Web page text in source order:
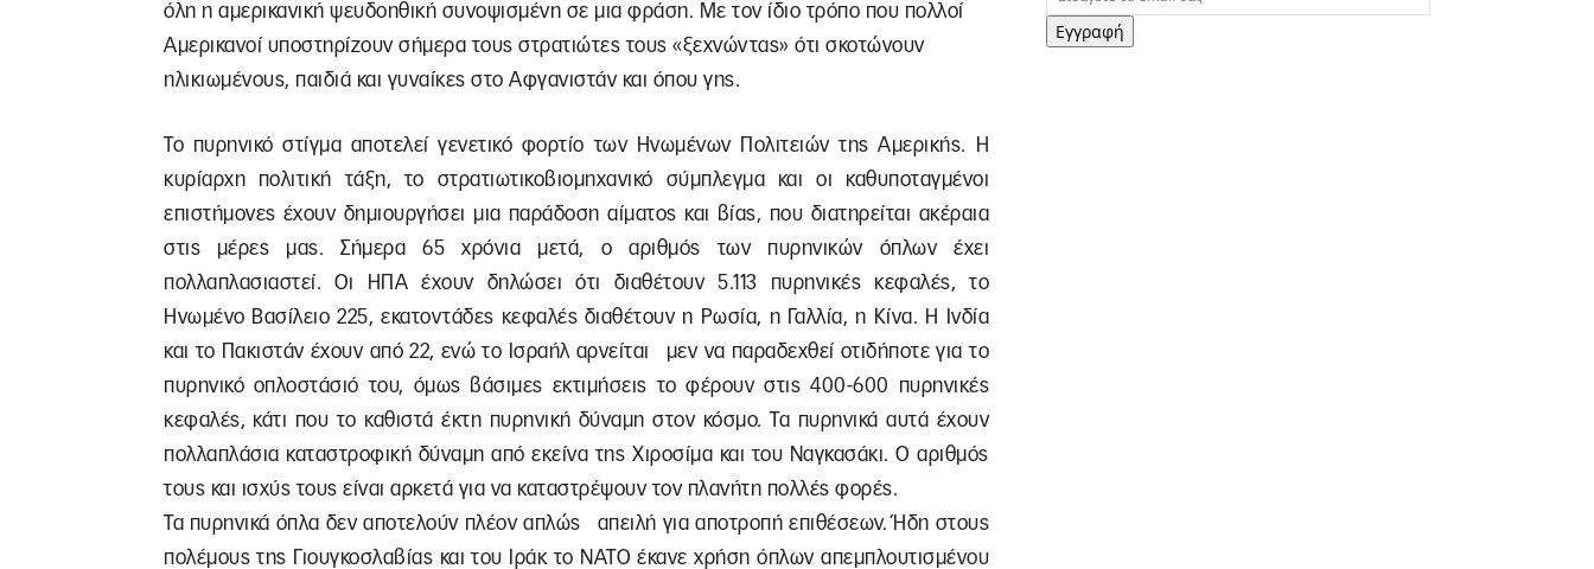
όλη η αμερικανική ψευδοηθική συνοψισμένη σε μια φράση. Με τον ίδιο τρόπο που πολλοί
Αμερικανοί υποστηρίζουν σήμερα τους στρατιώτες τους «ξεχνώντας» ότι σκοτώνουν
ηλικιωμένους, παιδιά και γυναίκες στο Αφγανιστάν και όπου γης.
Το πυρηνικό στίγμα αποτελεί γενετικό φορτίο των Ηνωμένων Πολιτειών της Αμερικής. Η
κυρίαρχη πολιτική τάξη, το στρατιωτικοβιομηχανικό σύμπλεγμα και οι καθυποταγμένοι
επιστήμονες έχουν δημιουργήσει μια παράδοση αίματος και βίας, που διατηρείται ακέραια
στις μέρες μας. Σήμερα 65 χρόνια μετά, ο αριθμός των πυρηνικών όπλων έχει
πολλαπλασιαστεί. Οι ΗΠΑ έχουν δηλώσει ότι διαθέτουν 5.113 πυρηνικές κεφαλές, το
Ηνωμένο Βασίλειο 225, εκατοντάδες κεφαλές διαθέτουν η Ρωσία, η Γαλλία, η Κίνα. Η Ινδία
και το Πακιστάν έχουν από 22, ενώ το Ισραήλ αρνείται μεν να παραδεχθεί οτιδήποτε για το
πυρηνικό οπλοστάσιό του, όμως βάσιμες εκτιμήσεις το φέρουν στις 400-600 πυρηνικές
κεφαλές, κάτι που το καθιστά έκτη πυρηνική δύναμη στον κόσμο. Τα πυρηνικά αυτά έχουν
πολλαπλάσια καταστροφική δύναμη από εκείνα της Χιροσίμα και του Ναγκασάκι. Ο αριθμός
τους και ισχύς τους είναι αρκετά για να καταστρέψουν τον πλανήτη πολλές φορές.
Τα πυρηνικά όπλα δεν αποτελούν πλέον απλώς απειλή για αποτροπή επιθέσεων. Ήδη στους
πολέμους της Γιουγκοσλαβίας και του Ιράκ το ΝΑΤΟ έκανε χρήση όπλων απεμπλουτισμένου
Εγγραφή